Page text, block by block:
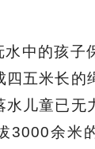
水中的孩子
五米长的
水儿童已无
3000余米